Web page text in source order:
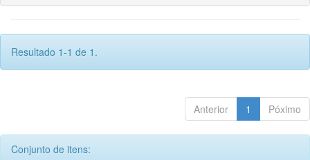
Resultado 1-1 de 1.
Anterior 1 Póximo
Conjunto de itens: